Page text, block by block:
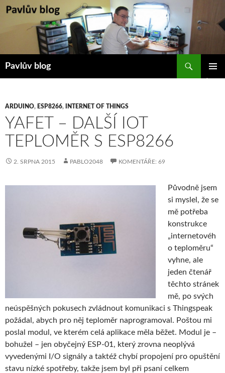
Přejít
Pavlův blog
ARDUINO, ESP8266, INTERNET OF THINGS
YAFET – DALŠÍ IOT
TEPLOMĚR S ESP8266
2. SRPNA 2015 PABLO2048 KOMENTÁŘE: 69
Původně jsem
si myslel, že se
mě potřeba
konstrukce
„internetovéh
o teploměru“
vyhne, ale
jeden čtenář
těchto stránek
mě, po svých
neúspěšných pokusech zvládnout komunikaci s Thingspeak
požádal, abych pro něj teploměr naprogramoval. Poštou mi
poslal modul, ve kterém celá aplikace měla běžet. Modul je –
bohužel – jen obyčejný ESP-01, který zrovna neoplývá
vyvedenými I/O signály a taktéž chybí propojení pro opuštění
stavu nízké spotřeby, takže jsem byl při psaní celkem